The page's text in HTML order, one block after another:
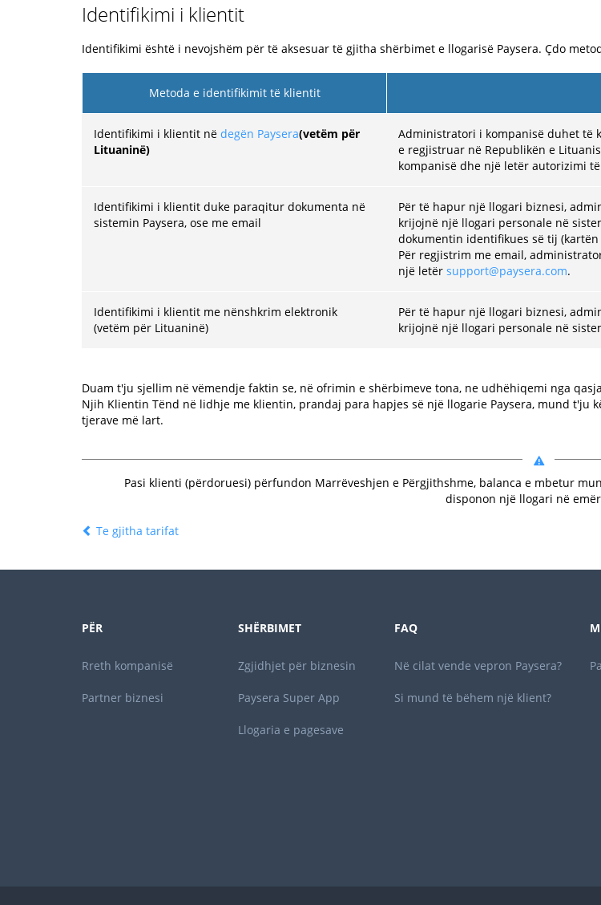
Identifikimi i klientit
Identifikimi është i nevojshëm për të aksesuar të gjitha shërbimet e llogarisë Paysera. Çdo
Metoda e identifikimit të klientit
Identifikimi i klientit në degën Paysera(vetëm për
Lituaninë)
Administratori i kompanisë duhet të
e regjistruar në Republikën e
kompanisë dhe një letër autorizimi
Identifikimi i klientit duke paraqitur dokumenta në
sistemin Paysera, ose me email
Për të hapur një llogari biznesi,
krijojnë një llogari personale në
dokumentin identifikues së tij
Për regjistrim me email,
një letër support@paysera.com.
Identifikimi i klientit me nënshkrim elektronik
(vetëm për Lituaninë)
Për të hapur një llogari biznesi,
krijojnë një llogari personale në
Duam t'ju sjellim në vëmendje faktin se, në ofrimin e shërbimeve tona, ne udhëhiqemi nga
Njih Klientin Tënd në lidhje me klientin, prandaj para hapjes së një llogarie Paysera, mund t'ju
tjerave më lart.
Pasi klienti (përdoruesi) përfundon Marrëveshjen e Përgjithshme, balanca e mbetur
disponon një llogari në
Te gjitha tarifat
PËR
Rreth kompanisë
Partner biznesi
SHËRBIMET
Zgjidhjet për biznesin
Paysera Super App
Llogaria e pagesave
FAQ
Në cilat vende vepron Paysera?
Si mund të bëhem një klient?